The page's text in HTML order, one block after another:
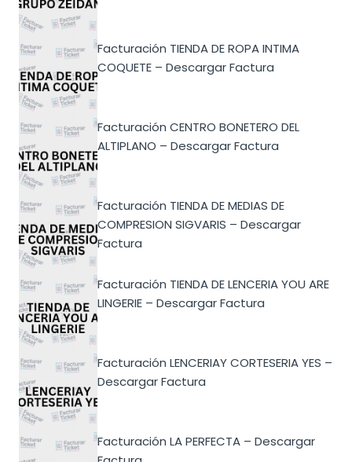
Facturación TIENDA DE ROPA INTIMA
COQUETE – Descargar Factura
Facturación CENTRO BONETERO DEL
ALTIPLANO – Descargar Factura
Facturación TIENDA DE MEDIAS DE
COMPRESION SIGVARIS – Descargar
Factura
Facturación TIENDA DE LENCERIA YOU ARE
LINGERIE – Descargar Factura
Facturación LENCERIAY CORTESERIA YES –
Descargar Factura
Facturación LA PERFECTA – Descargar